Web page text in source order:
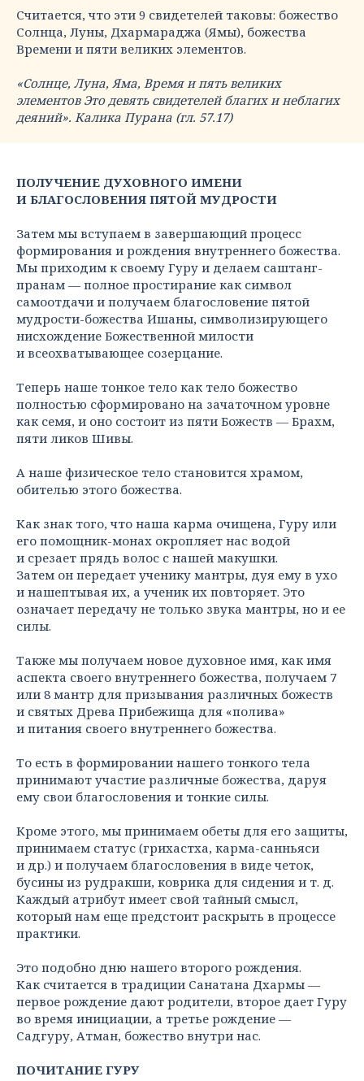
Считается, что эти 9 свидетелей таковы: божество
Солнца, Луны, Дхармараджа (Ямы), божества
Времени и пяти великих элементов.
«Солнце, Луна, Яма, Время и пять великих
элементов Это девять свидетелей благих и неблагих
деяний». Калика Пурана (гл. 57.17)
ПОЛУЧЕНИЕ ДУХОВНОГО ИМЕНИ
И БЛАГОСЛОВЕНИЯ ПЯТОЙ МУДРОСТИ
Затем мы вступаем в завершающий процесс
формирования и рождения внутреннего божества.
Мы приходим к своему Гуру и делаем саштанг-
пранам — полное простирание как символ
самоотдачи и получаем благословение пятой
мудрости-божества Ишаны, символизирующего
нисхождение Божественной милости
и всеохватывающее созерцание.
Теперь наше тонкое тело как тело божество
полностью сформировано на зачаточном уровне
как семя, и оно состоит из пяти Божеств — Брахм,
пяти ликов Шивы.
А наше физическое тело становится храмом,
обителью этого божества.
Как знак того, что наша карма очищена, Гуру или
его помощник-монах окропляет нас водой
и срезает прядь волос с нашей макушки.
Затем он передает ученику мантры, дуя ему в ухо
и нашептывая их, а ученик их повторяет. Это
означает передачу не только звука мантры, но и ее
силы.
Также мы получаем новое духовное имя, как имя
аспекта своего внутреннего божества, получаем 7
или 8 мантр для призывания различных божеств
и святых Древа Прибежища для «полива»
и питания своего внутреннего божества.
То есть в формировании нашего тонкого тела
принимают участие различные божества, даруя
ему свои благословения и тонкие силы.
Кроме этого, мы принимаем обеты для его защиты,
принимаем статус (грихастха, карма-санньяси
и др.) и получаем благословения в виде четок,
бусины из рудракши, коврика для сидения и т. д.
Каждый атрибут имеет свой тайный смысл,
который нам еще предстоит раскрыть в процессе
практики.
Это подобно дню нашего второго рождения.
Как считается в традиции Санатана Дхармы —
первое рождение дают родители, второе дает Гуру
во время инициации, а третье рождение —
Садгуру, Атман, божество внутри нас.
ПОЧИТАНИЕ ГУРУ